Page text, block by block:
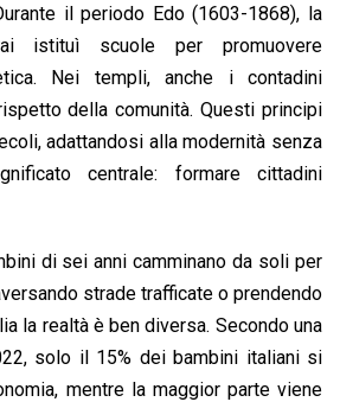
il periodo Edo (1603-1868), la
istituì scuole per promuovere
Nei templi, anche i contadini
della comunità. Questi principi
adattandosi alla modernità senza
centrale: formare cittadini
di sei anni camminano da soli per
strade trafficate o prendendo
la realtà è ben diversa. Secondo una
solo il 15% dei bambini italiani si
mentre la maggior parte viene